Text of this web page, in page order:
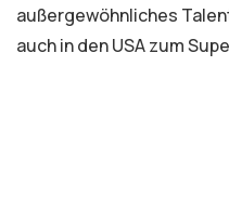
außergewöhnliches
auch in den USA zum